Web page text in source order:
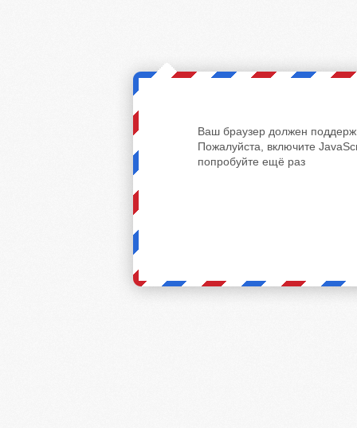
Ваш браузер должен
Пожалуйста, включите
попробуйте ещё раз